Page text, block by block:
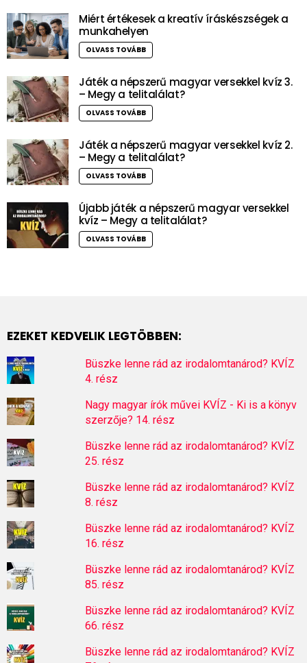
Miért értékesek a kreatív íráskészségek a
munkahelyen
OLVASS TOVÁBB
Játék a népszerű magyar versekkel kvíz 3.
– Megy a telitalálat?
OLVASS TOVÁBB
Játék a népszerű magyar versekkel kvíz 2.
– Megy a telitalálat?
OLVASS TOVÁBB
Újabb játék a népszerű magyar versekkel
kvíz – Megy a telitalálat?
OLVASS TOVÁBB
EZEKET KEDVELIK LEGTÖBBEN:
Büszke lenne rád az irodalomtanárod? KVÍZ
4. rész
Nagy magyar írók művei KVÍZ - Ki is a könyv
szerzője? 14. rész
Büszke lenne rád az irodalomtanárod? KVÍZ
25. rész
Büszke lenne rád az irodalomtanárod? KVÍZ
8. rész
Büszke lenne rád az irodalomtanárod? KVÍZ
16. rész
Büszke lenne rád az irodalomtanárod? KVÍZ
85. rész
Büszke lenne rád az irodalomtanárod? KVÍZ
66. rész
Büszke lenne rád az irodalomtanárod? KVÍZ